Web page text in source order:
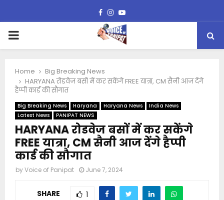
Facebook
Instagram
Youtube
PRIMARY
Home
Big Breaking News
HARYANA रोडवेज बसों में कर सकेंगे FREE यात्रा, CM सैनी आज देंगे
हैप्पी कार्ड की सौगात
Big Breaking News Haryana Haryana News
India News
Latest News
PANIPAT NEWS
HARYANA रोडवेज बसों में कर सकेंगे
FREE यात्रा, CM सैनी आज देंगे हैप्पी
कार्ड की सौगात
byVoice of Panipat June 7, 2024
SHARE 1